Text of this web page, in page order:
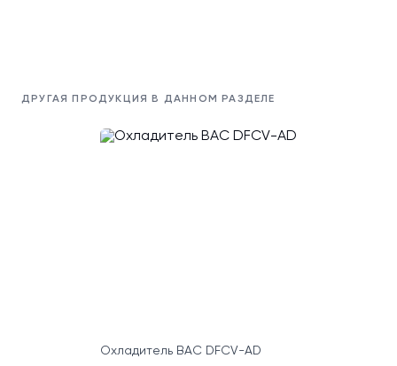
ДРУГАЯ ПРОДУКЦИЯ В ДАННОМ РАЗДЕЛЕ
Охладитель BAC DFCV-AD